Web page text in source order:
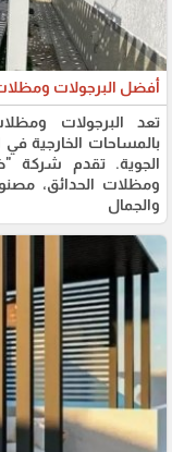
أفضل البرجولات
تعد البرجولات
بالمساحات الخارجية
الجوية. تقدم شركة
ومظلات الحدائق،
والجمال